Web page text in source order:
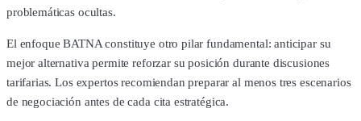
problemáticas ocultas.
El enfoque BATNA constituye otro pilar fundamental: anticipar su
mejor alternativa permite reforzar su posición durante discusiones
tarifarias. Los expertos recomiendan preparar al menos tres escenarios
de negociación antes de cada cita estratégica.